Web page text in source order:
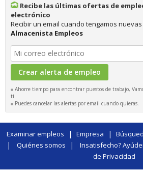
Recibe las últimas ofertas de
electrónico
Recibir un email cuando tengamos
Almacenista Empleos
Ahorre tiempo para encontrar puestos de trabajo,
ti.
Puedes cancelar las alertas por email cuando quieras.
Examinar empleos | Empresa |
| Quiénes somos | Insatisfecho?
de Privacidad